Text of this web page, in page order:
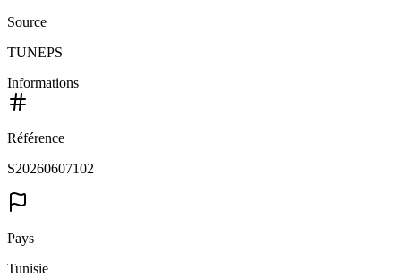
Source
TUNEPS
Informations
Référence
S20260607102
Pays
Tunisie